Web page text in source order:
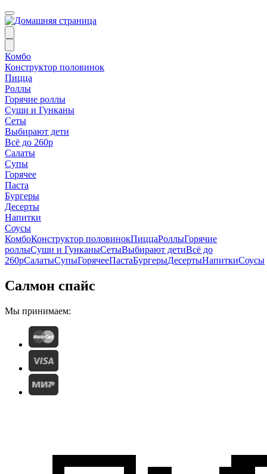
Комбо
Конструктор половинок
Пицца
Роллы
Горячие роллы
Суши и Гунканы
Сеты
Выбирают дети
Всё до 260р
Салаты
Супы
Горячее
Паста
Бургеры
Десерты
Напитки
Соусы
КомбоКонструктор половинокПиццаРоллыГорячие
роллыСуши и ГунканыСетыВыбирают детиВсё до
260рСалатыСупыГорячееПастаБургерыДесертыНапиткиСоусы
Салмон спайс
Мы принимаем: